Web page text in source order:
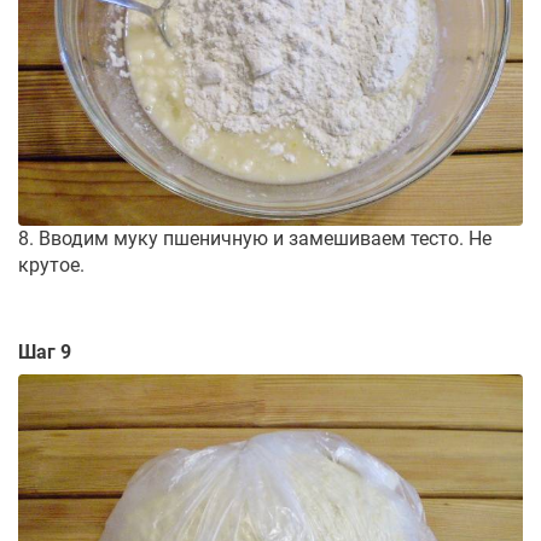
8. Вводим муку пшеничную и замешиваем тесто. Не
крутое.
Шаг 9